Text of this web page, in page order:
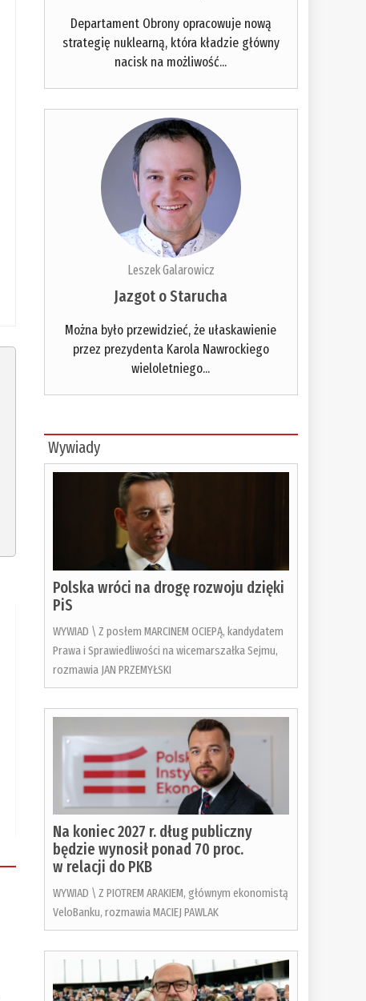
Departament Obrony opracowuje nową
strategię nuklearną, która kładzie główny
nacisk na możliwość...
Leszek Galarowicz
Jazgot o Starucha
Można było przewidzieć, że ułaskawienie
przez prezydenta Karola Nawrockiego
wieloletniego...
Wywiady
Polska wróci na drogę rozwoju dzięki
PiS
WYWIAD \ Z posłem MARCINEM OCIEPĄ, kandydatem
Prawa i Sprawiedliwości na wicemarszałka Sejmu,
rozmawia JAN PRZEMYŁSKI
Na koniec 2027 r. dług publiczny
będzie wynosił ponad 70 proc.
w relacji do PKB
WYWIAD \ Z PIOTREM ARAKIEM, głównym ekonomistą
VeloBanku, rozmawia MACIEJ PAWLAK